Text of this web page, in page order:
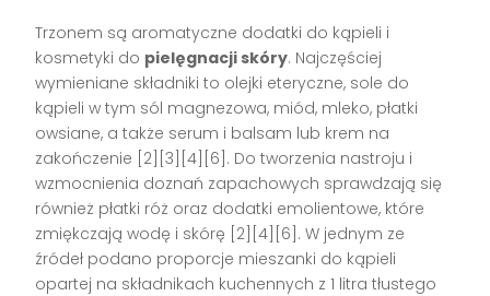
Trzonem są aromatyczne dodatki do kąpieli i
kosmetyki do pielęgnacji skóry. Najczęściej
wymieniane składniki to olejki eteryczne, sole do
kąpieli w tym sól magnezowa, miód, mleko, płatki
owsiane, a także serum i balsam lub krem na
zakończenie [2][3][4][6]. Do tworzenia nastroju i
wzmocnienia doznań zapachowych sprawdzają się
również płatki róż oraz dodatki emolientowe, które
zmiękczają wodę i skórę [2][4][6]. W jednym ze
źródeł podano proporcje mieszanki do kąpieli
opartej na składnikach kuchennych z 1 litra tłustego